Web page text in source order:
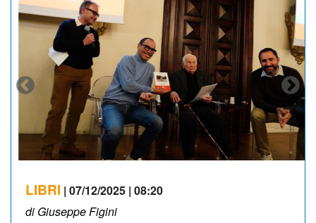
NEWSLETTER
LIBRI | 07/12/2025 | 08:20
di Giuseppe Figini